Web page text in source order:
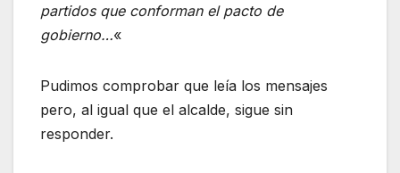
partidos que conforman el pacto de
gobierno…«
Pudimos comprobar que leía los mensajes
pero, al igual que el alcalde, sigue sin
responder.